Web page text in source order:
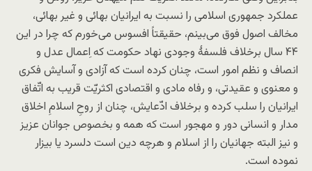
عملکرد جمهوری اسلامی را نسبت به ایرانیان بهائی و غیر بهائی،
مخالف اصول فوق می‌بینم، حقیقتاً افسوس می‌خورم که چرا در این
۴۴ سال برخلاف فلسفۀ وجودی نهاد حکومت که اِعمال عدل و
انصاف و نظم امور است، چنان کرده است که آزادی و آسایش فکری
و معنوی و عقیدتی، و رفاه مادی و اقتصادی اکثریّت قریب به اتّفاق
ایرانیان را سلب کرده و برخلاف ادّعایش، چنان از روحِ اسلامِ اخلاق
مدار و انسانی دور و مهجور است که همه و بخصوص جوانان عزیز
و نیز البته جهانیان را از اسلام و هرچه دین است دلسرد یا بیزار
نموده است.